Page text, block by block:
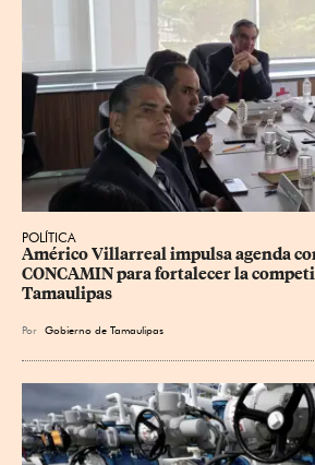
POLÍTICA
Américo Villarreal impulsa agenda
CONCAMIN para fortalecer la
Tamaulipas
Por Gobierno de Tamaulipas